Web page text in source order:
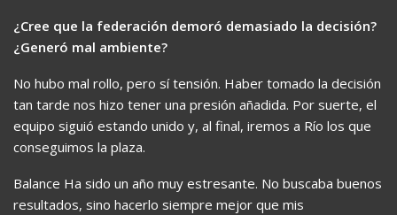
¿Cree que la federación demoró demasiado la decisión?
¿Generó mal ambiente?
No hubo mal rollo, pero sí tensión. Haber tomado la decisión
tan tarde nos hizo tener una presión añadida. Por suerte, el
equipo siguió estando unido y, al final, iremos a Río los que
conseguimos la plaza.
Balance Ha sido un año muy estresante. No buscaba buenos
resultados, sino hacerlo siempre mejor que mis